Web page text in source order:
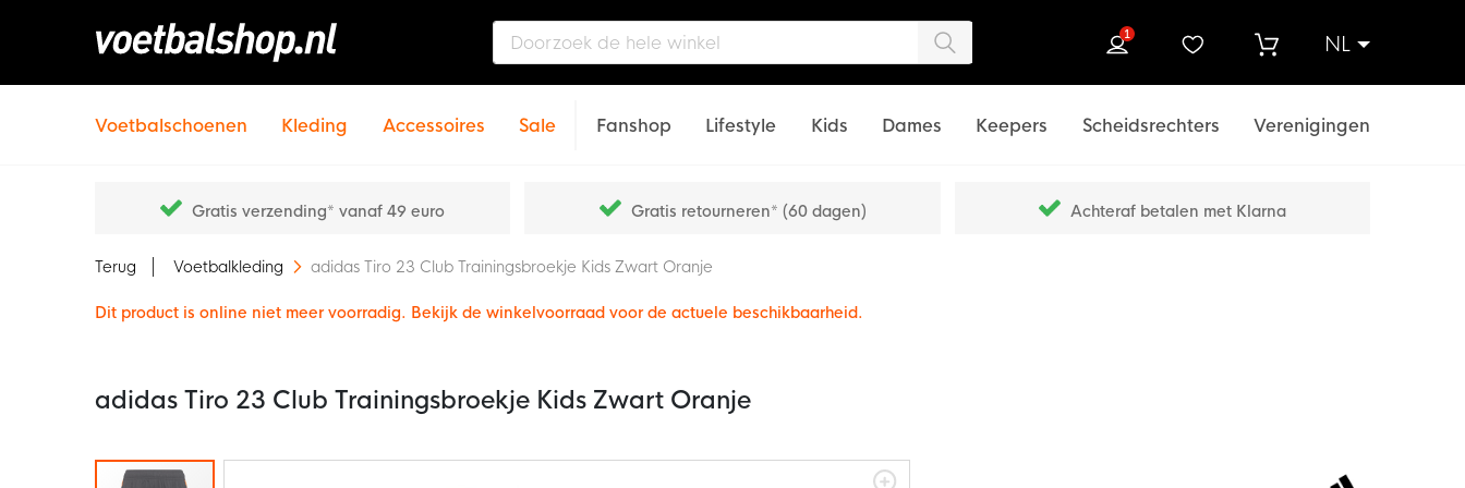
NL
1
Voetbalschoenen Kleding Accessoires Sale Fanshop Lifestyle Kids Dames Keepers Scheidsrechters Verenigingen
Gratis verzending* vanaf 49 euro Gratis retourneren* (60 dagen) Achteraf betalen met Klarna
Terug Voetbalkleding adidas Tiro 23 Club Trainingsbroekje Kids Zwart Oranje
Dit product is online niet meer voorradig. Bekijk de winkelvoorraad voor de actuele beschikbaarheid.
adidas Tiro 23 Club Trainingsbroekje Kids Zwart Oranje
Ga